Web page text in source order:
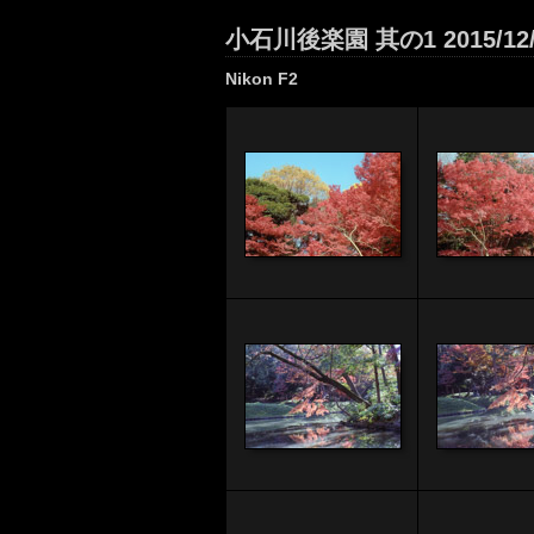
小石川後楽園 其の1 2015/
Nikon F2